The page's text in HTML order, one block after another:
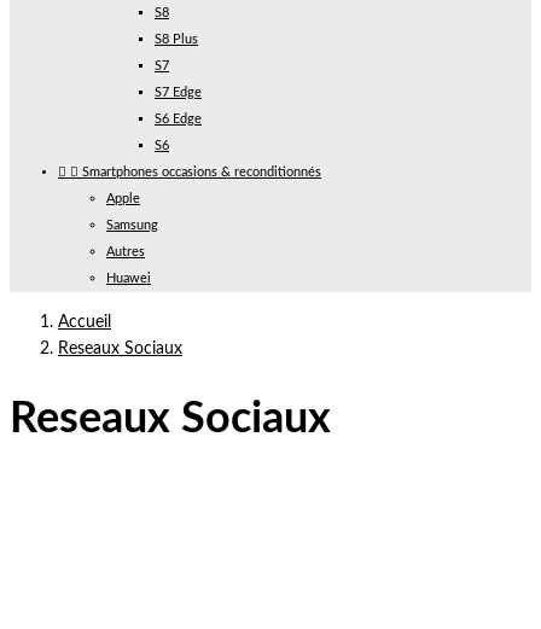
S8
S8 Plus
S7
S7 Edge
S6 Edge
S6
  Smartphones occasions & reconditionnés
Apple
Samsung
Autres
Huawei
Accueil
Reseaux Sociaux
Reseaux Sociaux